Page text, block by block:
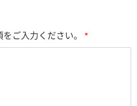
ご入力ください。